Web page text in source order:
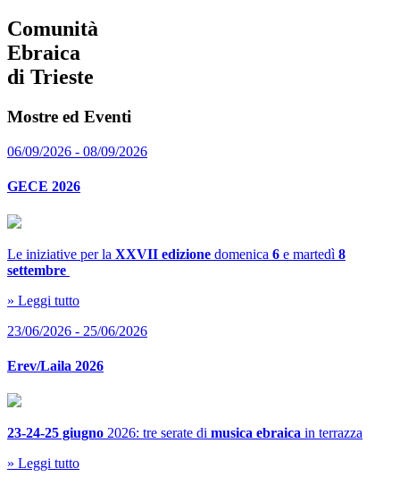
Comunità
Ebraica
di Trieste
Mostre ed Eventi
06/09/2026 - 08/09/2026
GECE 2026
Le iniziative per la XXVII edizione domenica 6 e martedì 8
settembre
» Leggi tutto
23/06/2026 - 25/06/2026
Erev/Laila 2026
23-24-25 giugno 2026: tre serate di musica ebraica in terrazza
» Leggi tutto